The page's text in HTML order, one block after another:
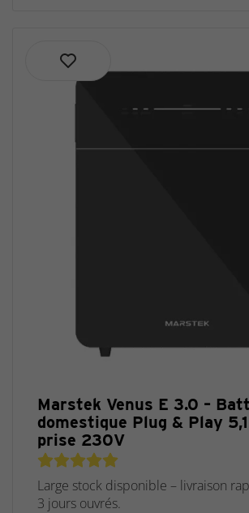
Marstek Venus E 3.0 –
domestique Plug & Play
prise 230V
Large stock disponible – livraison
3 jours ouvrés.